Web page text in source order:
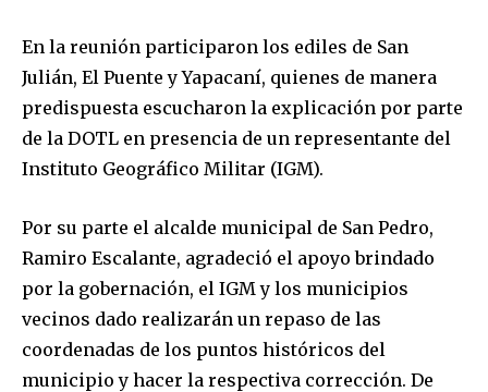
En la reunión participaron los ediles de San
Julián, El Puente y Yapacaní, quienes de manera
predispuesta escucharon la explicación por parte
de la DOTL en presencia de un representante del
Instituto Geográfico Militar (IGM).
Por su parte el alcalde municipal de San Pedro,
Ramiro Escalante, agradeció el apoyo brindado
por la gobernación, el IGM y los municipios
vecinos dado realizarán un repaso de las
coordenadas de los puntos históricos del
municipio y hacer la respectiva corrección. De